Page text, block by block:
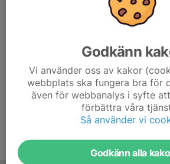
Godkänn
Vi använder oss av kakor
webbplats ska fungera bra för
även för webbanalys i syfte
förbättra våra
Så använder vi
Godkänn alla